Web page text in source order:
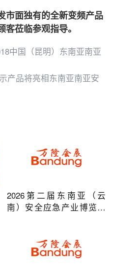
市面独有的全新变频产品
客莅临参观指导。
中国（昆明）东南亚南亚
产品将亮相东南亚南亚安
2026第二届东南亚（云
南）安全应急产业博览会